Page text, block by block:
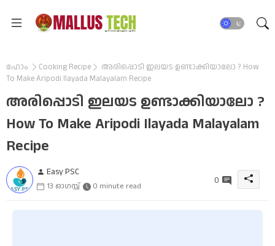
ഹോം Cooking Recipe
അരിപ്പൊടി ഇലയട ഉണ്ടാക്കിയാലോ ? How
To Make Aripodi Ilayada Malayalam Recipe
അരിപ്പൊടി ഇലയട ഉണ്ടാക്കിയാലോ ?
How To Make Aripodi Ilayada Malayalam
Recipe
Easy PSC
13 ഓഗസ്റ്റ് 0 minute read 0